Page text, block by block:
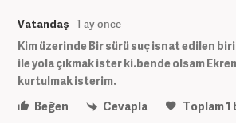
Vatandaş 1 ay önce
Kim üzerinde Bir sürü suç isnat edilen
ile yola çıkmak ister ki.bende olsam
kurtulmak isterim.
Beğen
Cevapla Toplam1